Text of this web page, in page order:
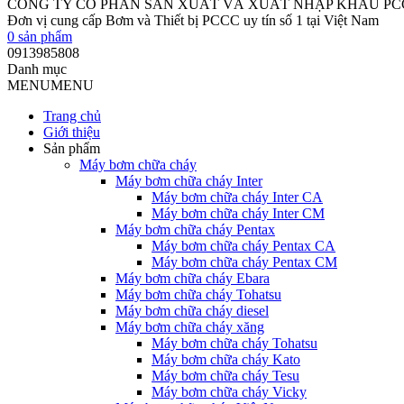
CÔNG TY CỔ PHẦN SẢN XUẤT VÀ XUẤT NHẬP KHẨU
Đơn vị cung cấp Bơm và Thiết bị PCCC uy tín số 1 tại Việt Nam
0 sản phẩm
0913985808
Danh mục
MENUMENU
Trang chủ
Giới thiệu
Sản phẩm
Máy bơm chữa cháy
Máy bơm chữa cháy Inter
Máy bơm chữa cháy Inter CA
Máy bơm chữa cháy Inter CM
Máy bơm chữa cháy Pentax
Máy bơm chữa cháy Pentax CA
Máy bơm chữa cháy Pentax CM
Máy bơm chữa cháy Ebara
Máy bơm chữa cháy Tohatsu
Máy bơm chữa cháy diesel
Máy bơm chữa cháy xăng
Máy bơm chữa cháy Tohatsu
Máy bơm chữa cháy Kato
Máy bơm chữa cháy Tesu
Máy bơm chữa cháy Vicky